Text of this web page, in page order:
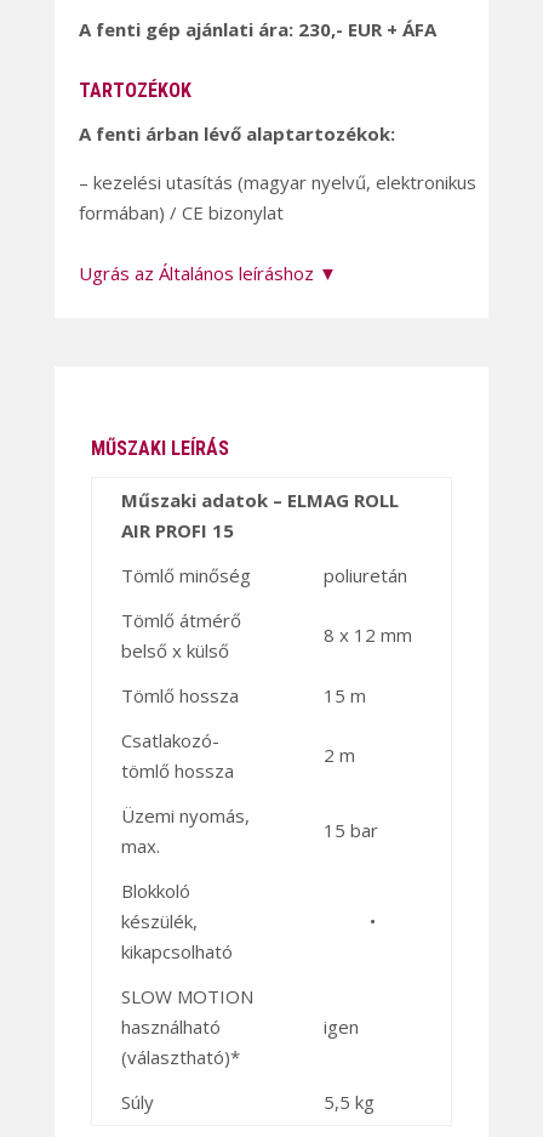
A fenti gép ajánlati ára: 230,- EUR + ÁFA
TARTOZÉKOK
A fenti árban lévő alaptartozékok:
– kezelési utasítás (magyar nyelvű, elektronikus
formában) / CE bizonylat
Ugrás az Általános leíráshoz ▼
MŰSZAKI LEÍRÁS
Műszaki adatok – ELMAG ROLL
AIR PROFI 15
Tömlő minőség
poliuretán
Tömlő átmérő
belső x külső
8 x 12 mm
Tömlő hossza
15 m
Csatlakozó-
tömlő hossza
2 m
Üzemi nyomás,
max.
15 bar
Blokkoló
készülék,
kikapcsolható
•
SLOW MOTION
használható
(választható)*
igen
Súly 5,5 kg